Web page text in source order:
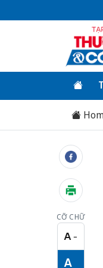
CỠ CHỮ
A −
Cỡ chữ
A